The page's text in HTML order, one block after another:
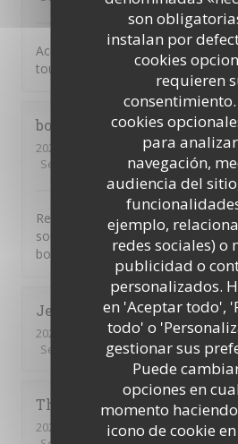
son
instalan por
cookies
requieren
consentimiento.
cookies
para
navegación,
audiencia del
ejemplo,
redes sociales) o
publicidad o
personalizados.
en 'Aceptar todo',
todo' o
gestionar sus
Puede
opciones en
momento
icono de cookie
Accueil des serveur et le service et
toujours aussi délicieux
bodein
2026-08-07
- 19:00 - Invitados 4
Servicio
Ambiente:5/5 Menú:
Restaurant très agréable convivial
souriant le manger très bon je
bon moment quand je vais la ba
Jean-PaulM
2026-08-06
- 19:15 - Invitados 2
Servicio
/5 Ambiente: 5/5 Menú:
Thiti
2026-08-06
- 20:00 - Invitados 3